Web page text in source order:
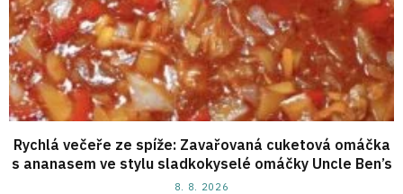
Rychlá večeře ze spíže: Zavařovaná cuketová omáčka
s ananasem ve stylu sladkokyselé omáčky Uncle Ben’s
8. 8. 2026